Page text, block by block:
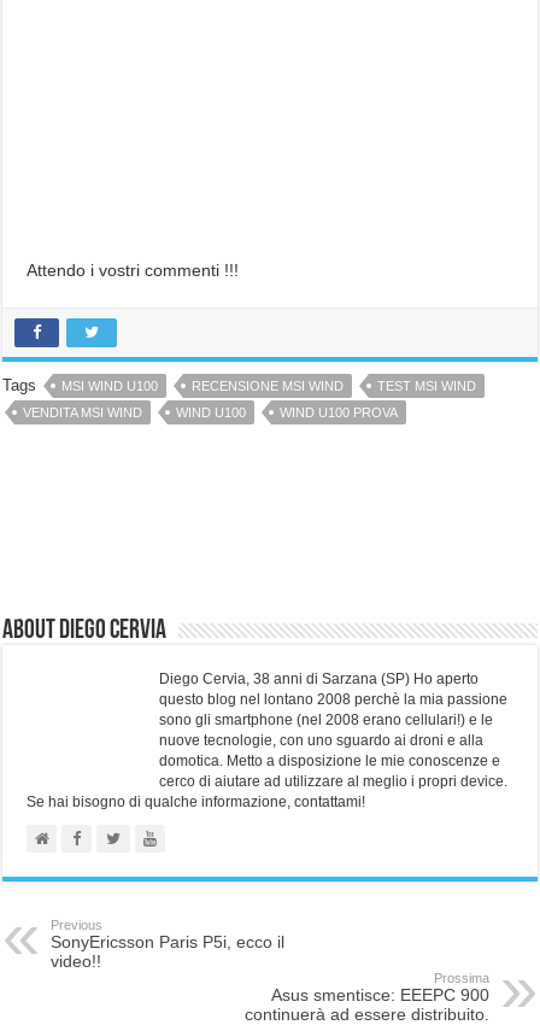
Attendo i vostri commenti !!!
Tags MSI WIND U100 RECENSIONE MSI WIND
TEST MSI WIND
VENDITA MSI WIND
WIND U100 WIND U100 PROVA
About Diego Cervia
Diego Cervia, 38 anni di Sarzana (SP) Ho aperto
questo blog nel lontano 2008 perchè la mia passione
sono gli smartphone (nel 2008 erano cellulari!) e le
nuove tecnologie, con uno sguardo ai droni e alla
domotica. Metto a disposizione le mie conoscenze e
cerco di aiutare ad utilizzare al meglio i propri device.
Se hai bisogno di qualche informazione, contattami!
Previous
SonyEricsson Paris P5i, ecco il
video!!
Prossima
Asus smentisce: EEEPC 900
continuerà ad essere distribuito.